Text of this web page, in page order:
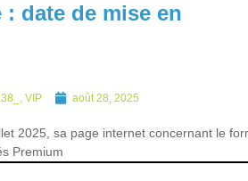
date de mise en
, VIP août 28, 2025
2025, sa page internet concernant le
Premium